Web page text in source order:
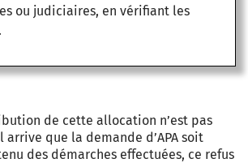
ou judiciaires, en vérifiant les
de cette allocation n’est pas
que la demande d’APA soit
des démarches effectuées, ce refus